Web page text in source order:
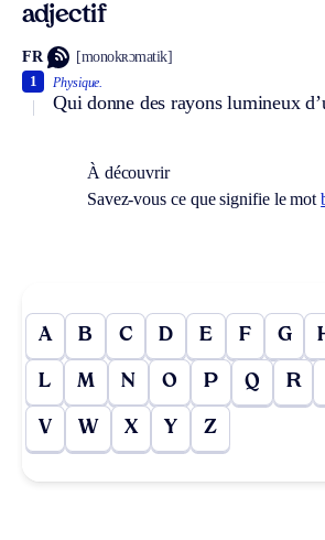
adjectif
FR [monokʀɔmatik]
Physique.
Qui donne des rayons lumineux
1
À découvrir
Savez-vous ce que signifie le mot
A B C D E F G
L M N O P Q R
V W X Y Z